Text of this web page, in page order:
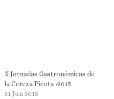
X Jornadas Gastronómicas de
la Cereza Picota -2015
21 Jun 2015